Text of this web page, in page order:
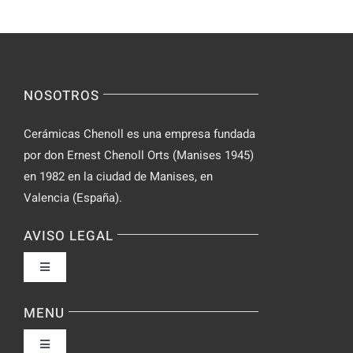
NOSOTROS
Cerámicas Chenoll es una empresa fundada
por don Ernest Chenoll Orts (Manises 1945)
en 1982 en la ciudad de Manises, en
Valencia (España).
AVISO LEGAL
Toggle
Política de privacidad
MENU